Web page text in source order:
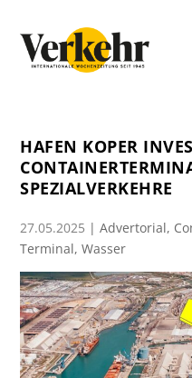
HAFEN KOPER
SPEZIALVERKEHRE
27.05.2025 |Advertorial,
Terminal,Wasser